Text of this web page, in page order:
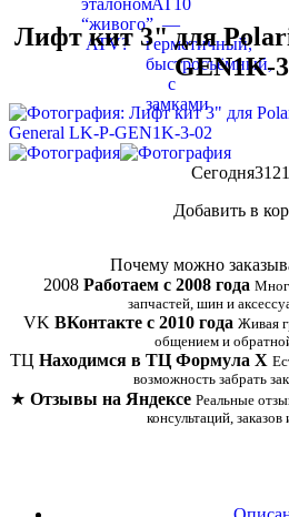
Лифт кит 3" для
GEN1K-
Сегодня
Добавить в
Почему можно
2008 Работаем с 2008 года
запчастей, шин и
VK ВКонтакте с 2010 года Живая
общением и
ТЦ Находимся в ТЦ Формула Х
возможность забрать
★ Отзывы на Яндексе Реальные
консультаций,